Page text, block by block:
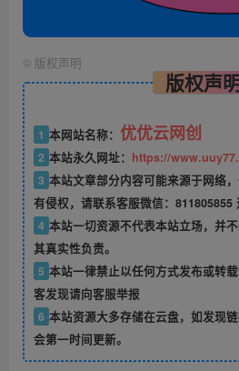
© 版权声明
版权声
1 本网站名称： 优优云网创
2 本站永久网址： https://
3 本站文章部分内容可能来源于网络
有侵权，请联系客服微信：811805855
4 本站一切资源不代表本站立场，并
其真实性负责。
5 本站一律禁止以任何方式发布或转
客发现请向客服举报
6 本站资源大多存储在云盘，如发现
会第一时间更新。